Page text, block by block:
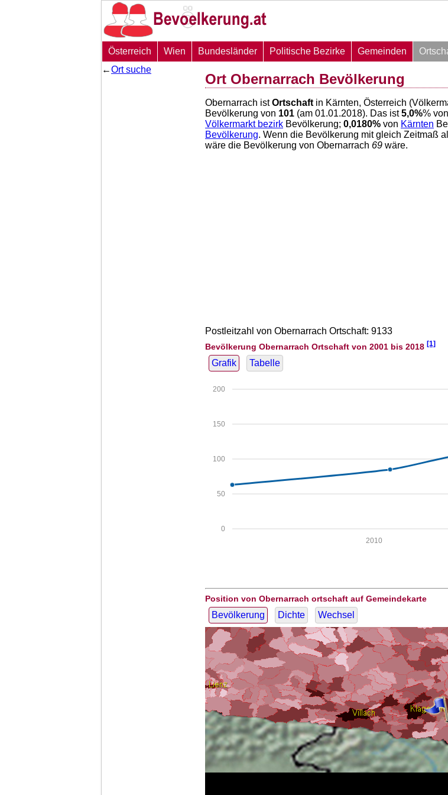
Österreich Wien Bundesländer Politische Bezirke Gemeinden
←Ort suche
Ort Obernarrach Bevölkerung
Obernarrach istOrtschaft in Kärnten, Österreich
Bevölkerung von 101 (am 01.01.2018). Das ist5,0%%
Völkermarkt bezirk Bevölkerung; 0,0180% von Kärnten
Bevölkerung. Wenn die Bevölkerung mit gleich Zeitmaß
wäre die Bevölkerung von Obernarrach 69 wäre.
Postleitzahl von Obernarrach Ortschaft: 9133
Bevölkerung Obernarrach Ortschaft von 2001 bis 2018 [1]
Grafik Tabelle
0
50
100
150
200
2010
Position von Obernarrach ortschaft auf Gemeindekarte
Bevölkerung Dichte Wechsel